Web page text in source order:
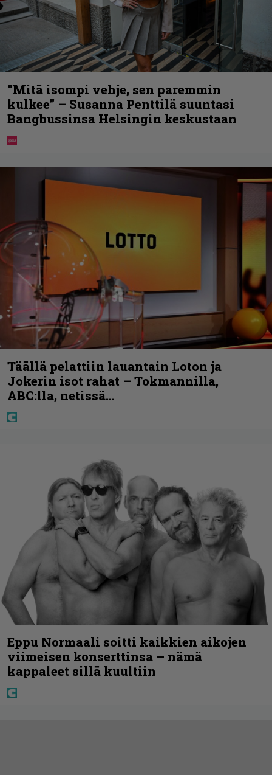
”Mitä isompi vehje, sen paremmin
kulkee” – Susanna Penttilä suuntasi
Bangbussinsa Helsingin keskustaan
Täällä pelattiin lauantain Loton ja
Jokerin isot rahat – Tokmannilla,
ABC:lla, netissä…
Eppu Normaali soitti kaikkien aikojen
viimeisen konserttinsa – nämä
kappaleet sillä kuultiin